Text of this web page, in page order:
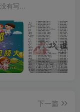
有写...
300部幼儿园儿歌舞蹈视频大合集
下一篇